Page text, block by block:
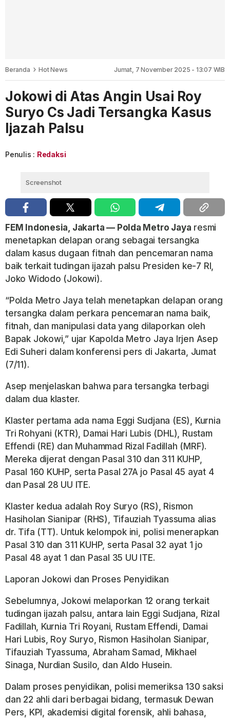
Beranda Hot News Jumat, 7 November 2025 - 13:07 WIB
Jokowi di Atas Angin Usai Roy
Suryo Cs Jadi Tersangka Kasus
Ijazah Palsu
Penulis : Redaksi
Screenshot
FEM Indonesia, Jakarta — Polda Metro Jaya resmi
menetapkan delapan orang sebagai tersangka
dalam kasus dugaan fitnah dan pencemaran nama
baik terkait tudingan ijazah palsu Presiden ke-7 RI,
Joko Widodo (Jokowi).
“Polda Metro Jaya telah menetapkan delapan orang
tersangka dalam perkara pencemaran nama baik,
fitnah, dan manipulasi data yang dilaporkan oleh
Bapak Jokowi,” ujar Kapolda Metro Jaya Irjen Asep
Edi Suheri dalam konferensi pers di Jakarta, Jumat
(7/11).
Asep menjelaskan bahwa para tersangka terbagi
dalam dua klaster.
Klaster pertama ada nama Eggi Sudjana (ES), Kurnia
Tri Rohyani (KTR), Damai Hari Lubis (DHL), Rustam
Effendi (RE) dan Muhammad Rizal Fadillah (MRF).
Mereka dijerat dengan Pasal 310 dan 311 KUHP,
Pasal 160 KUHP, serta Pasal 27A jo Pasal 45 ayat 4
dan Pasal 28 UU ITE.
Klaster kedua adalah Roy Suryo (RS), Rismon
Hasiholan Sianipar (RHS), Tifauziah Tyassuma alias
dr. Tifa (TT). Untuk kelompok ini, polisi menerapkan
Pasal 310 dan 311 KUHP, serta Pasal 32 ayat 1 jo
Pasal 48 ayat 1 dan Pasal 35 UU ITE.
Laporan Jokowi dan Proses Penyidikan
Sebelumnya, Jokowi melaporkan 12 orang terkait
tudingan ijazah palsu, antara lain Eggi Sudjana, Rizal
Fadillah, Kurnia Tri Royani, Rustam Effendi, Damai
Hari Lubis, Roy Suryo, Rismon Hasiholan Sianipar,
Tifauziah Tyassuma, Abraham Samad, Mikhael
Sinaga, Nurdian Susilo, dan Aldo Husein.
Dalam proses penyidikan, polisi memeriksa 130 saksi
dan 22 ahli dari berbagai bidang, termasuk Dewan
Pers, KPI, akademisi digital forensik, ahli bahasa,